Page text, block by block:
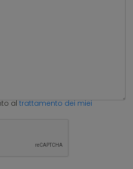
altrattamento dei miei